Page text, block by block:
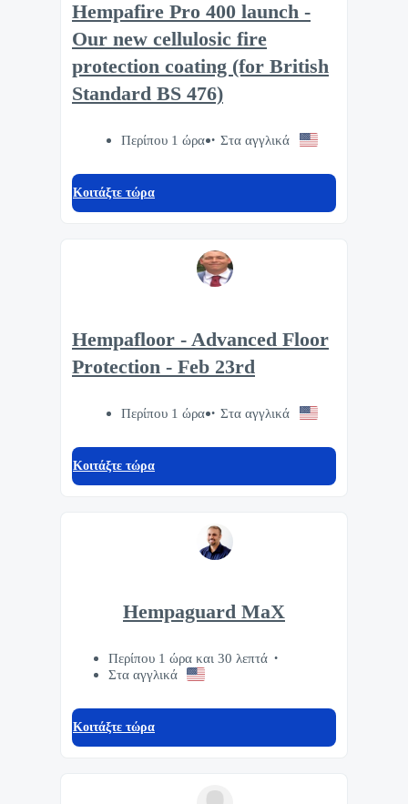
Hempafire Pro 400 launch -
Our new cellulosic fire
protection coating (for British
Standard BS 476)
Περίπου 1 ώρα Στα αγγλικά
Κοιτάξτε τώρα
Hempafloor - Advanced Floor
Protection - Feb 23rd
Περίπου 1 ώρα Στα αγγλικά
Κοιτάξτε τώρα
Hempaguard MaX
Περίπου 1 ώρα και 30 λεπτά
Στα αγγλικά
Κοιτάξτε τώρα